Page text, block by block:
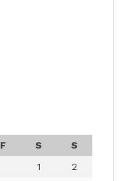
F S
S
1
2